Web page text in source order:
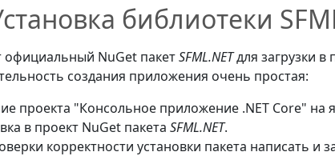
библиотеки
официальный NuGet пакетSFML.NETдля загрузки в
создания приложения очень простая:
проекта "Консольное приложение .NET Core" на
в проект NuGet пакета SFML.NET.
корректности установки пакета написать и